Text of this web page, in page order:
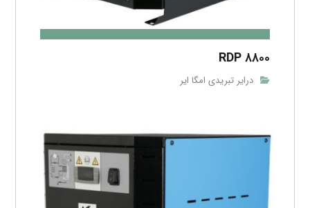
RDP ۸۸۰۰
درایر تبریدی امگا ایر